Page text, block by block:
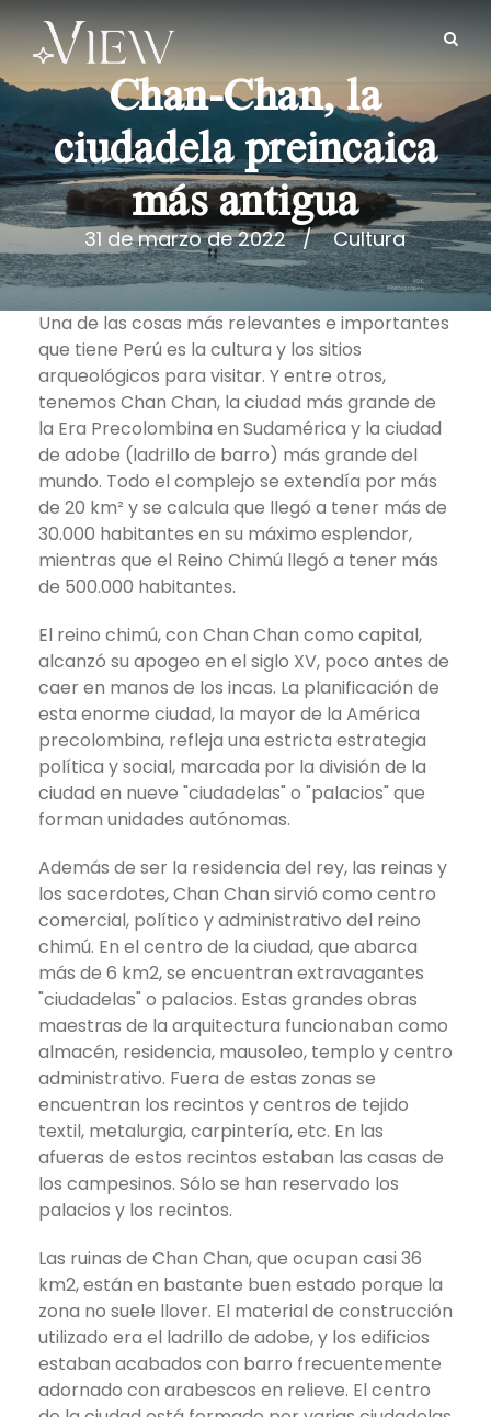
31 de marzo de 2022 Cultura
Chan-Chan, la
ciudadela preincaica
más antigua
Una de las cosas más relevantes e importantes
que tiene Perú es la cultura y los sitios
arqueológicos para visitar. Y entre otros,
tenemos Chan Chan, la ciudad más grande de
la Era Precolombina en Sudamérica y la ciudad
de adobe (ladrillo de barro) más grande del
mundo. Todo el complejo se extendía por más
de 20 km² y se calcula que llegó a tener más de
30.000 habitantes en su máximo esplendor,
mientras que el Reino Chimú llegó a tener más
de 500.000 habitantes.
El reino chimú, con Chan Chan como capital,
alcanzó su apogeo en el siglo XV, poco antes de
caer en manos de los incas. La planificación de
esta enorme ciudad, la mayor de la América
precolombina, refleja una estricta estrategia
política y social, marcada por la división de la
ciudad en nueve "ciudadelas" o "palacios" que
forman unidades autónomas.
Además de ser la residencia del rey, las reinas y
los sacerdotes, Chan Chan sirvió como centro
comercial, político y administrativo del reino
chimú. En el centro de la ciudad, que abarca
más de 6 km2, se encuentran extravagantes
"ciudadelas" o palacios. Estas grandes obras
maestras de la arquitectura funcionaban como
almacén, residencia, mausoleo, templo y centro
administrativo. Fuera de estas zonas se
encuentran los recintos y centros de tejido
textil, metalurgia, carpintería, etc. En las
afueras de estos recintos estaban las casas de
los campesinos. Sólo se han reservado los
palacios y los recintos.
Las ruinas de Chan Chan, que ocupan casi 36
km2, están en bastante buen estado porque la
zona no suele llover. El material de construcción
utilizado era el ladrillo de adobe, y los edificios
estaban acabados con barro frecuentemente
adornado con arabescos en relieve. El centro